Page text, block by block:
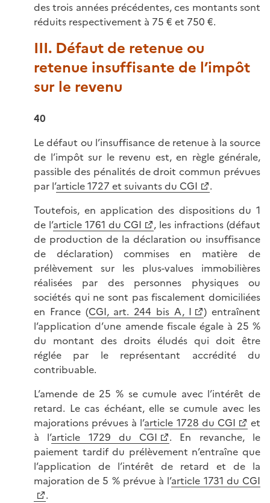
des trois années précédentes, ces montants sont
réduits respectivement à 75 € et 750 €.
III. Défaut de retenue ou
retenue insuffisante de l’impôt
sur le revenu
40
Le défaut ou l’insuffisance de retenue à la source
de l’impôt sur le revenu est, en règle générale,
passible des pénalités de droit commun prévues
par l’article 1727 et suivants du CGI
.
Toutefois, en application des dispositions du 1
de l’article 1761 du CGI
, les infractions (défaut
de production de la déclaration ou insuffisance
de déclaration) commises en matière de
prélèvement sur les plus-values immobilières
réalisées par des personnes physiques ou
sociétés qui ne sont pas fiscalement domiciliées
en France (CGI, art. 244 bis A, I
) entraînent
l’application d’une amende fiscale égale à 25 %
du montant des droits éludés qui doit être
réglée par le représentant accrédité du
contribuable.
L’amende de 25 % se cumule avec l’intérêt de
retard. Le cas échéant, elle se cumule avec les
majorations prévues à l’article 1728 du CGI
et
à l’article 1729 du CGI
. En revanche, le
paiement tardif du prélèvement n’entraîne que
l’application de l’intérêt de retard et de la
majoration de 5 % prévue à l’article 1731 du CGI
.